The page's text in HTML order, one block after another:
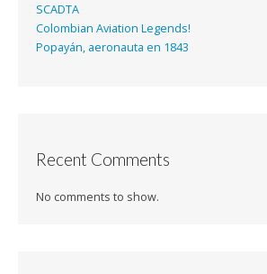
SCADTA
Colombian Aviation Legends!
Popayán, aeronauta en 1843
Recent Comments
No comments to show.